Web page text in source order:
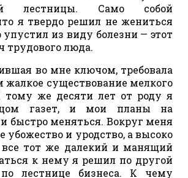
лестницы. Само собой
я твердо решил не жениться
из виду болезни — этот
трудового люда.
во мне ключом, требовала
жалкое существование мелкого
тому же десяти лет от роду я
газет, и мои планы на
быстро меняться. Вокруг меня
убожество и уродство, а высоко
тот же далекий и манящий
к нему я решил по другой
лестнице бизнеса. К чему